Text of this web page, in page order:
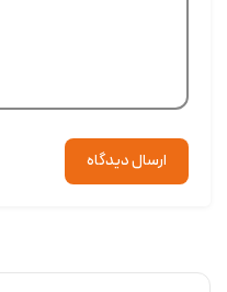
ارسال دیدگاه